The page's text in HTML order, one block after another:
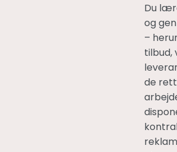
Du
og
–
tilbud,
de